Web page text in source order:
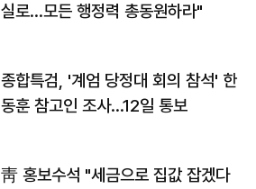
실로…모든 행정력 총동원하라"
종합특검, '계엄 당정대 회의 참석' 한
동훈 참고인 조사...12일 통보
靑 홍보수석 "세금으로 집값 잡겠다